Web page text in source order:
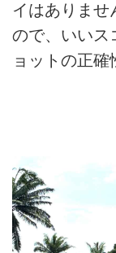
イはありませ
ので、いいス
ョットの正確